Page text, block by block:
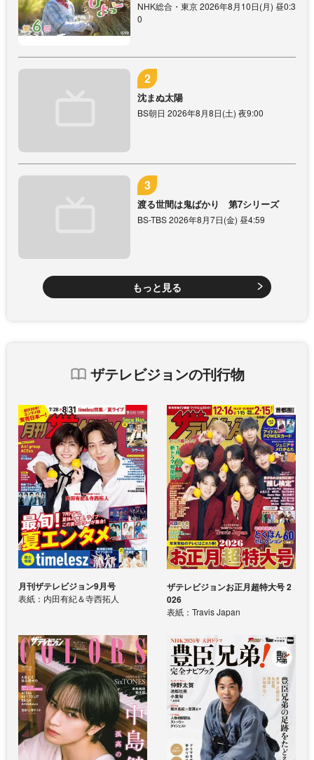
NHK総合・東京 2026年8月10日(月) 昼0:3
0
沈まぬ太陽
BS朝日 2026年8月8日(土) 夜9:00
渡る世間は鬼ばかり 第7シリーズ
BS-TBS 2026年8月7日(金) 昼4:59
もっと見る
ザテレビジョンの刊行物
月刊ザテレビジョン9月号
表紙：内田有紀＆寺西拓人
ザテレビジョンお正月超特大号 2
026
表紙：Travis Japan